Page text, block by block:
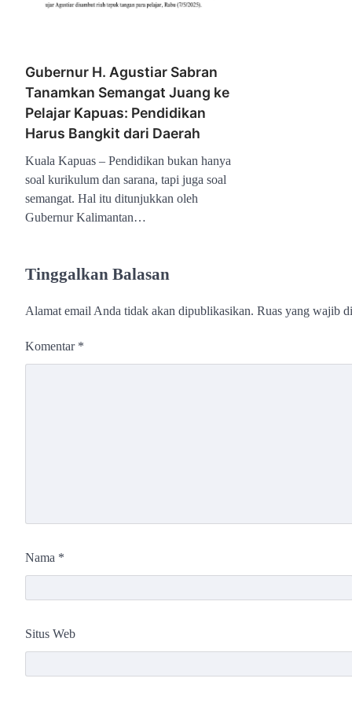
Gubernur H. Agustiar Sabran
Tanamkan Semangat Juang ke
Pelajar Kapuas: Pendidikan
Harus Bangkit dari Daerah
Kuala Kapuas – Pendidikan bukan hanya
soal kurikulum dan sarana, tapi juga soal
semangat. Hal itu ditunjukkan oleh
Gubernur Kalimantan…
Tinggalkan Balasan
Alamat email Anda tidak akan dipublikasikan. Ruas yang wajib
Komentar *
Nama *
Situs Web